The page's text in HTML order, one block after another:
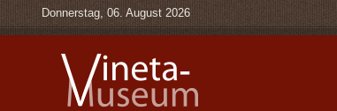
Donnerstag, 06. August 2026